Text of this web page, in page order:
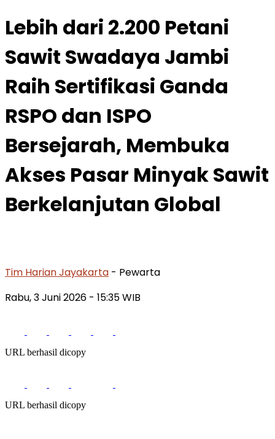
Lebih dari 2.200 Petani
Sawit Swadaya Jambi
Raih Sertifikasi Ganda
RSPO dan ISPO
Bersejarah, Membuka
Akses Pasar Minyak Sawit
Berkelanjutan Global
Tim Harian Jayakarta - Pewarta
Rabu, 3 Juni 2026 - 15:35 WIB
URL berhasil dicopy
URL berhasil dicopy